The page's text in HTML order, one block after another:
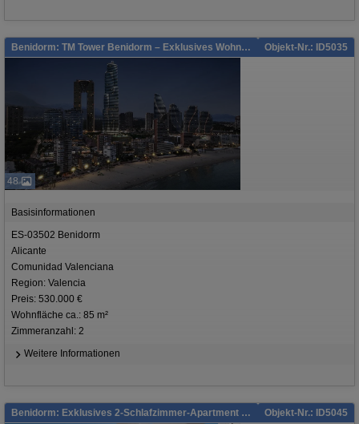
Benidorm: TM Tower Benidorm – Exklusives Wohnen in luftiger Höhe an der Costa Blanca Objekt-Nr.: ID5035
48
Basisinformationen
ES-03502 Benidorm
Alicante
Comunidad Valenciana
Region: Valencia
Preis: 530.000 €
Wohnfläche ca.: 85 m²
Zimmeranzahl: 2
Weitere Informationen
Benidorm: Exklusives 2-Schlafzimmer-Apartment im Eagle Tower Objekt-Nr.: ID5045